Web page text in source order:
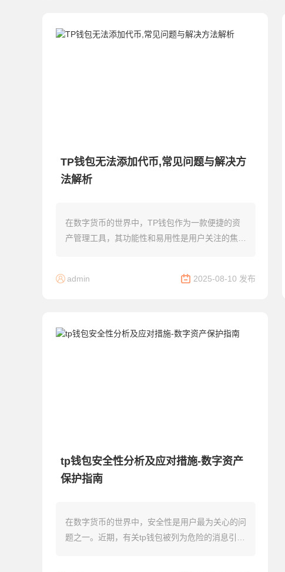
TP钱包无法添加代币,常见问题与解决方
法解析
在数字货币的世界中，TP钱包作为一款便捷的资
产管理工具，其功能性和易用性是用户关注的焦
入探讨...
admin 2025-08-10 发布
tp钱包安全性分析及应对措施-数字资产
保护指南
在数字货币的世界中，安全性是用户最为关心的问
题之一。近期，有关tp钱包被列为危险的消息引起